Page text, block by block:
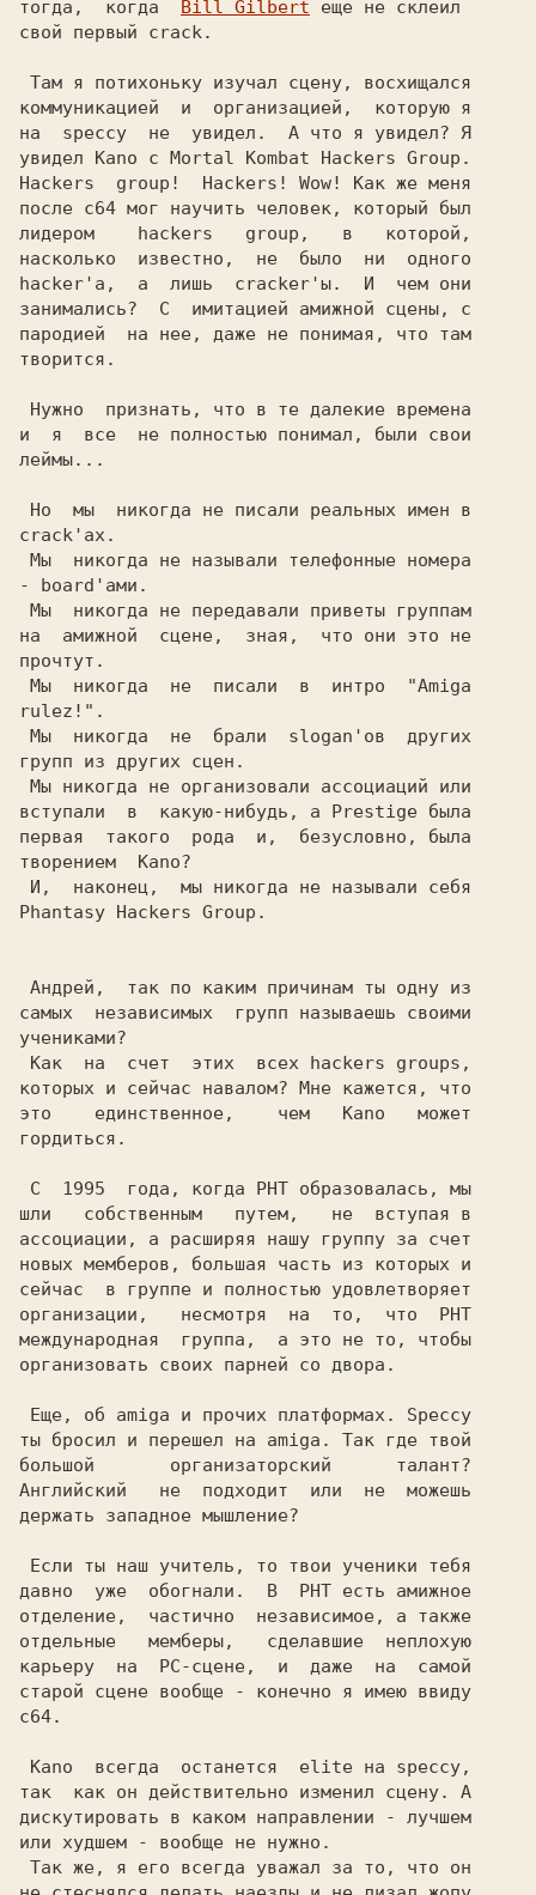
тогда,  когда Bill Gilbert еще не склеил
свой первый crack.
коммуникацией  и  организацией,  которую я
на  speccy  не  увидел.  А что я увидел? Я
увидел Kano с Mortal Kombat Hackers Group.
Hackers  group!  Hackers! Wow! Kaк же меня
после c64 мог научить человек, который был
лидером    hackers   group,   в   которой,
насколько  известно,  не  было  ни  одного
hacker'а,  а  лишь  cracker'ы.  И  чем они
занимались?  С  имитацией амижной сцены, с
пародией  на нее, даже не понимая, что там
творится.
и  я  все  не полностью понимал, были свои
леймы...
crack'ах.
- board'ами.
на  амижной  сцене,  зная,  что они это не
прочтут.
rulez!".
групп из других сцен.
вступали  в  какую-нибудь, а Prestige была
первая  такого  рода  и,  безусловно, была
творением  Kano?
Phantasy Hackers Group.
самых  независимых  групп называешь своими
учениками?
которых и сейчас навалом? Мне кажется, что
это    единственное,    чем   Kano   может
гордиться.
шли   собственным   путем,   не  вступая в
ассоциации, а расширяя нашу группу за счет
новых мемберов, большая часть из которых и
сейчас  в группе и полностью удовлетворяет
организации,   несмотря  на  то,  что  PHT
международная  группа,  а это не то, чтобы
организовать своих парней со двора.
ты бросил и перешел на amiga. Так где твой
большой       организаторский      талант?
Английский   не  подходит  или  не  можешь
держать западное мышление?
давно  уже  обогнали.  В  PHT есть амижное
отделение,  частично  независимое, а также
отдельные   мемберы,   сделавшие  неплохую
карьеру  на  PC-сцене,  и  даже  на  самой
старой сцене вообще - конечно я имею ввиду
c64.
так  как он действительно изменил сцену. А
дискутировать в каком направлении - лучшем
или худшем - вообще не нужно.